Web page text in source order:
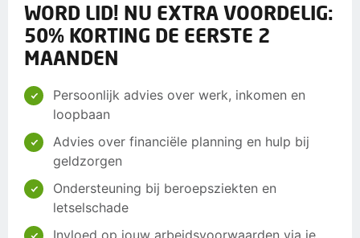
WORD LID! NU EXTRA VOORDELIG:
50% KORTING DE EERSTE 2
MAANDEN
Persoonlijk advies over werk, inkomen en
loopbaan
Advies over financiële planning en hulp bij
geldzorgen
Ondersteuning bij beroepsziekten en
letselschade